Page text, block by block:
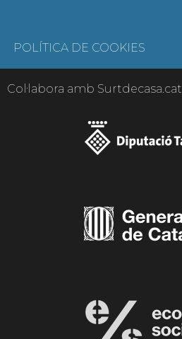
POLÍTICA DE COOKIES
Col·labora amb Surtdecasa.cat